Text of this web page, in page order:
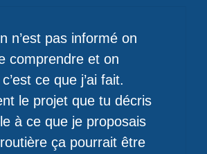
n’est pas informé on
comprendre et on
ce que j’ai fait.
le projet que tu décris
à ce que je proposais
ça pourrait être